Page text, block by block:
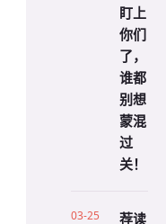
盯上
你们
了，
谁都
别想
蒙混
过
关！
03-25
荐读